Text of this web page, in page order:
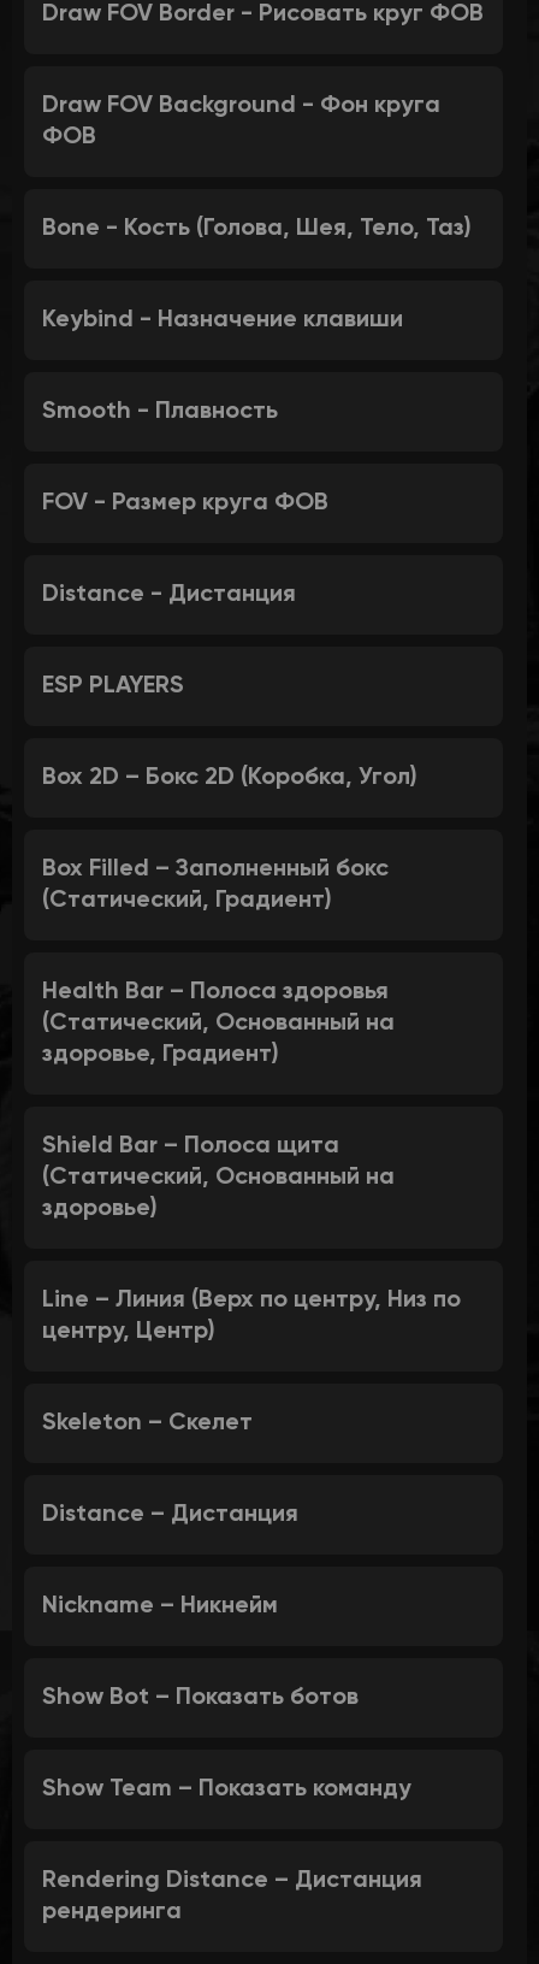
Draw FOV Border - Рисовать круг ФОВ
Draw FOV Background - Фон круга
ФОВ
Bone - Кость (Голова, Шея, Тело, Таз)
Keybind - Назначение клавиши
Smooth - Плавность
FOV - Размер круга ФОВ
Distance - Дистанция
ESP PLAYERS
Box 2D – Бокс 2D (Коробка, Угол)
Box Filled – Заполненный бокс
(Статический, Градиент)
Health Bar – Полоса здоровья
(Статический, Основанный на
здоровье, Градиент)
Shield Bar – Полоса щита
(Статический, Основанный на
здоровье)
Line – Линия (Верх по центру, Низ по
центру, Центр)
Skeleton – Скелет
Distance – Дистанция
Nickname – Никнейм
Show Bot – Показать ботов
Show Team – Показать команду
Rendering Distance – Дистанция
рендеринга